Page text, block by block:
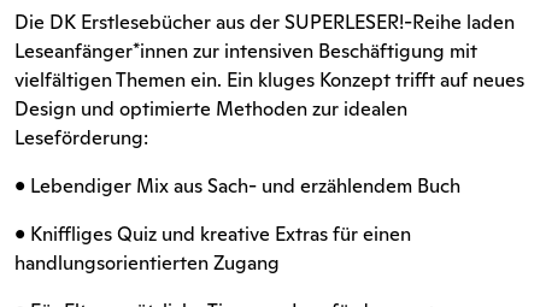
Die DK Erstlesebücher aus der SUPERLESER!-Reihe laden
Leseanfänger*innen zur intensiven Beschäftigung mit
vielfältigen Themen ein. Ein kluges Konzept trifft auf neues
Design und optimierte Methoden zur idealen
Leseförderung:
• Lebendiger Mix aus Sach- und erzählendem Buch
• Kniffliges Quiz und kreative Extras für einen
handlungsorientierten Zugang